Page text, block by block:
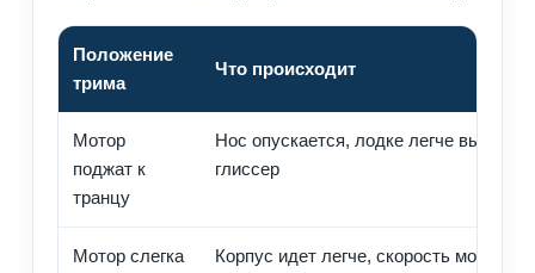
Положение
трима
Что происходит
Мотор
поджат к
транцу
Нос опускается, лодке легче выйти на
глиссер
Мотор слегка
Корпус идет легче, скорость может